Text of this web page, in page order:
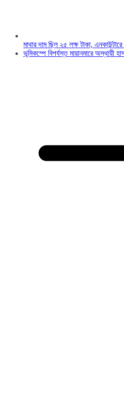
মাথার দাম ছিল ২৫ লক্ষ টাকা,
ভূমিকম্পে বিপর্যস্ত মায়ানমারে অস্থায়ী